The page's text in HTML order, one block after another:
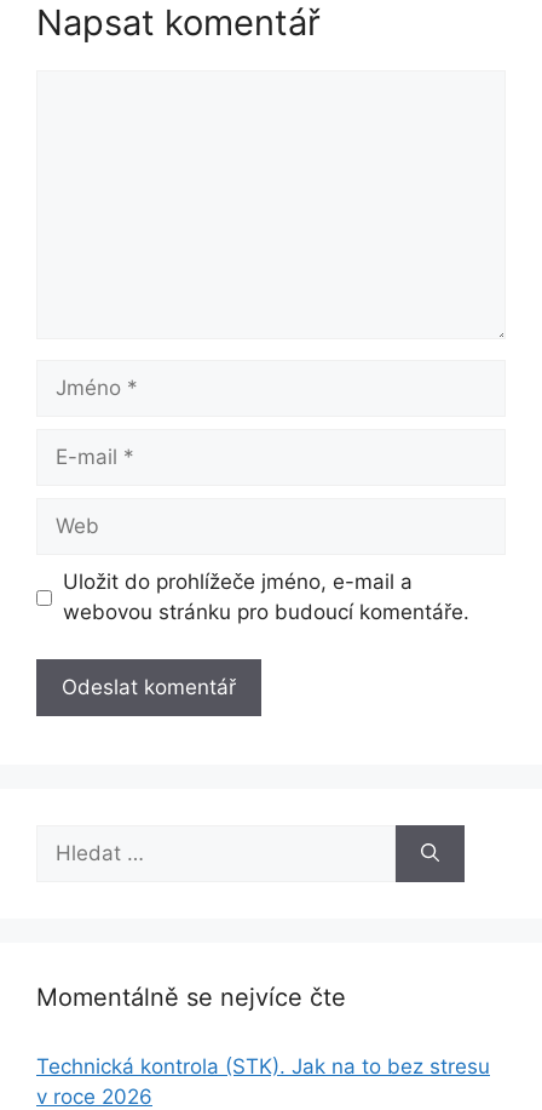
Napsat komentář
Jméno
Web
Uložit do prohlížeče jméno, e-mail a
webovou stránku pro budoucí komentáře.
Momentálně se nejvíce čte
Technická kontrola (STK). Jak na to bez stresu
v roce 2026